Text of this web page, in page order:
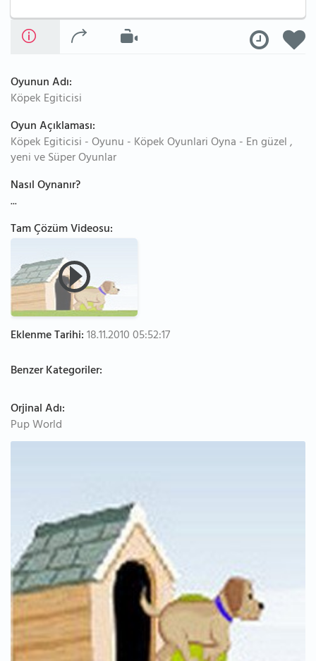
Oyunun Adı:
Köpek Egiticisi
Oyun Açıklaması:
Köpek Egiticisi - Oyunu - Köpek Oyunlari Oyna - En güzel ,
yeni ve Süper Oyunlar
Nasıl Oynanır?
...
Tam Çözüm Videosu:
Eklenme Tarihi:18.11.2010 05:52:17
Benzer Kategoriler:
Orjinal Adı:
Pup World